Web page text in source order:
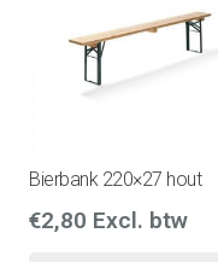
Bierbank 220×27 hout
€2,80 Excl. btw